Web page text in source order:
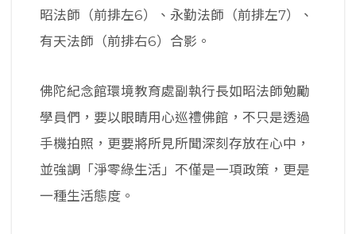
昭法師（前排左6）、永勤法師（前排左7）、
有天法師（前排右6）合影。
佛陀紀念館環境教育處副執行長如昭法師勉勵
學員們，要以眼睛用心巡禮佛館，不只是透過
手機拍照，更要將所見所聞深刻存放在心中，
並強調「淨零綠生活」不僅是一項政策，更是
一種生活態度。